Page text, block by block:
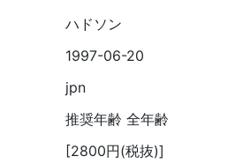
ハドソン
1997-06-20
jpn
推奨年齢 全年齢
[2800円(税抜)]